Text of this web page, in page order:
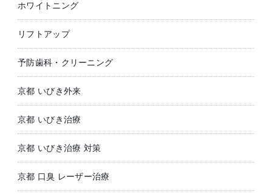
ホワイトニング
リフトアップ
予防歯科・クリーニング
京都 いびき外来
京都 いびき治療
京都 いびき治療 対策
京都 口臭 レーザー治療